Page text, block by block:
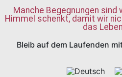
Manche Begegnungen sind
Himmel schenkt, damit wir
das
Bleib auf dem Laufenden